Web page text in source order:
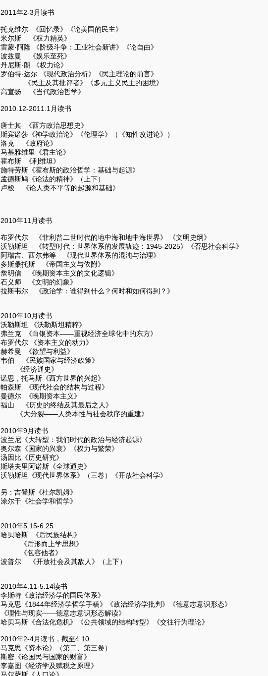
2011年2-3月读书
托克维尔 《回忆录》《论美国的民主》
米尔斯 《权力精英》
雷蒙·阿隆 《阶级斗争：工业社会新讲》《论自由》
波兹曼 《娱乐至死》
丹尼斯·朗 《权力论》
罗伯特·达尔 《现代政治分析》《民主理论的前言》
《民主及其批评者》《多元主义民主的困境》
高宣扬 《当代政治哲学》
2010.12-2011.1月读书
唐士其 《西方政治思想史》
斯宾诺莎《神学政治论》《伦理学》（《知性改进论》）
洛克 《政府论》
马基雅维里《君主论》
霍布斯 《利维坦》
施特劳斯《霍布斯的政治哲学：基础与起源》
孟德斯鸠《论法的精神》（上下）
卢梭 《论人类不平等的起源和基础》
2010年11月读书
布罗代尔 《菲利普二世时代的地中海和地中海世界》 《文明史纲》
沃勒斯坦 《转型时代：世界体系的发展轨迹：1945-2025》《否思社会科学》
阿瑞吉、西尔弗等 《现代世界体系的混沌与治理》
多斯桑托斯 《帝国主义与依附》
詹明信 《晚期资本主义的文化逻辑》
石义师 《文明的幻象》
拉斯韦尔 《政治学：谁得到什么？何时和如何得到？》
2010年10月读书
沃勒斯坦 《沃勒斯坦精粹》
弗兰克 《白银资本——重视经济全球化中的东方》
布罗代尔 《资本主义的动力》
赫希曼 《欲望与利益》
韦伯 《民族国家与经济政策》
《经济通史》
诺思，托马斯《西方世界的兴起》
帕森斯 《现代社会的结构与过程》
曼德尔 《晚期资本主义》
福山 《历史的终结及其最后之人》
《大分裂——人类本性与社会秩序的重建》
2010年9月读书
波兰尼《大转型：我们时代的政治与经济起源》
奥尔森《国家的兴衰》《权力与繁荣》
汤因比《历史研究》
斯塔夫里阿诺斯《全球通史》
沃勒斯坦《现代世界体系》（三卷）《开放社会科学》
另：吉登斯《杜尔凯姆》
涂尔干《社会学和哲学》
2010年5.15-6.25
哈贝哈斯 《后民族结构》
《后形而上学思想》
《包容他者》
波普尔 《开放社会及其敌人》（上下）
2010年4.11-5.14读书
李斯特《政治经济学的国民体系》
马克思《1844年经济学哲学手稿》《政治经济学批判》《德意志意识形态》
《理性与现实——德意志意识形态解读》
哈贝马斯《合法化危机》《公共领域的结构转型》《交往行为理论》
2010年2-4月读书，截至4.10
马克思《资本论》（第二、第三卷）
斯密《论国民与国家的财富》
李嘉图《经济学及赋税之原理》